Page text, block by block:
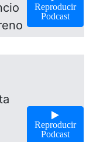
Reproducir
Podcast
Reproducir
Podcast